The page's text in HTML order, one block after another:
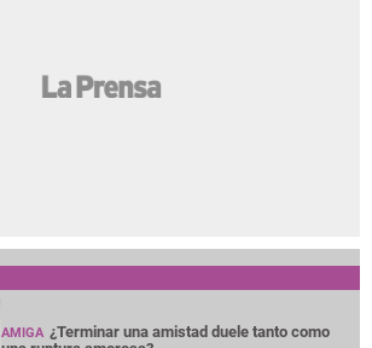
AMIGA ¿Terminar una amistad duele tanto como